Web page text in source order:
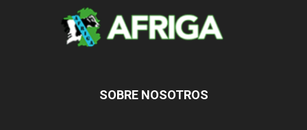
SOBRE NOSOTROS